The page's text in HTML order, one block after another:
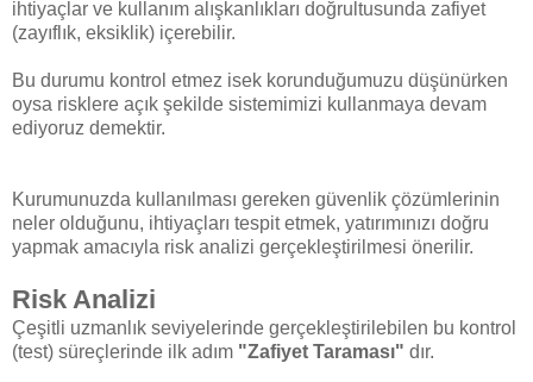
ihtiyaçlar ve kullanım alışkanlıkları doğrultusunda zafiyet
(zayıflık, eksiklik) içerebilir.
Bu durumu kontrol etmez isek korunduğumuzu düşünürken
oysa risklere açık şekilde sistemimizi kullanmaya devam
ediyoruz demektir.
Kurumunuzda kullanılması gereken güvenlik çözümlerinin
neler olduğunu, ihtiyaçları tespit etmek, yatırımınızı doğru
yapmak amacıyla risk analizi gerçekleştirilmesi önerilir.
Risk Analizi
Çeşitli uzmanlık seviyelerinde gerçekleştirilebilen bu kontrol
(test) süreçlerinde ilk adım "Zafiyet Taraması" dır.